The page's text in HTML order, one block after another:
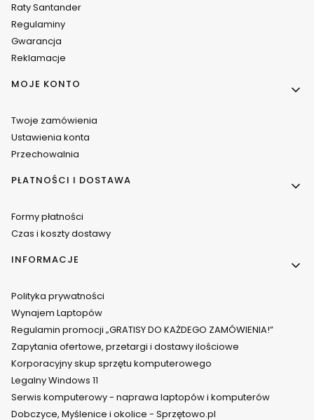
Raty Santander
Regulaminy
Gwarancja
Reklamacje
MOJE KONTO
Twoje zamówienia
Ustawienia konta
Przechowalnia
PŁATNOŚCI I DOSTAWA
Formy płatności
Czas i koszty dostawy
INFORMACJE
Polityka prywatności
Wynajem Laptopów
Regulamin promocji „GRATISY DO KAŻDEGO ZAMÓWIENIA!”
Zapytania ofertowe, przetargi i dostawy ilościowe
Korporacyjny skup sprzętu komputerowego
Legalny Windows 11
Serwis komputerowy - naprawa laptopów i komputerów
Dobczyce, Myślenice i okolice - Sprzętowo.pl